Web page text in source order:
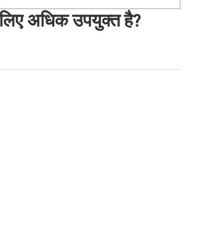
अधिक उपयुक्त है?